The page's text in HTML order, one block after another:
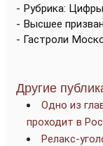
- Рубрика:
- Высшее
- Гастроли
Другие
Одно из
проходит в
Релакс-